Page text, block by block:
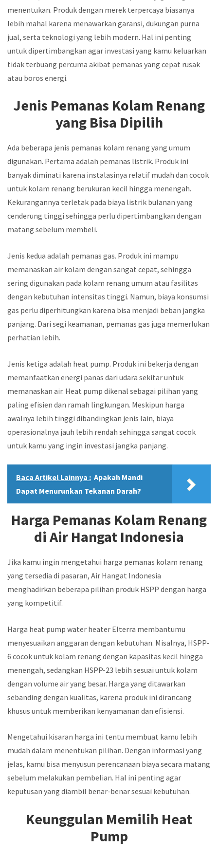
menentukan. Produk dengan merek terpercaya biasanya
lebih mahal karena menawarkan garansi, dukungan purna
jual, serta teknologi yang lebih modern. Hal ini penting
untuk dipertimbangkan agar investasi yang kamu keluarkan
tidak terbuang percuma akibat pemanas yang cepat rusak
atau boros energi.
Jenis Pemanas Kolam Renang
yang Bisa Dipilih
Ada beberapa jenis pemanas kolam renang yang umum
digunakan. Pertama adalah pemanas listrik. Produk ini
banyak diminati karena instalasinya relatif mudah dan cocok
untuk kolam renang berukuran kecil hingga menengah.
Kekurangannya terletak pada biaya listrik bulanan yang
cenderung tinggi sehingga perlu dipertimbangkan dengan
matang sebelum membeli.
Jenis kedua adalah pemanas gas. Produk ini mampu
memanaskan air kolam dengan sangat cepat, sehingga
sering digunakan pada kolam renang umum atau fasilitas
dengan kebutuhan intensitas tinggi. Namun, biaya konsumsi
gas perlu diperhitungkan karena bisa menjadi beban jangka
panjang. Dari segi keamanan, pemanas gas juga memerlukan
perhatian lebih.
Jenis ketiga adalah heat pump. Produk ini bekerja dengan
memanfaatkan energi panas dari udara sekitar untuk
memanaskan air. Heat pump dikenal sebagai pilihan yang
paling efisien dan ramah lingkungan. Meskipun harga
awalnya lebih tinggi dibandingkan jenis lain, biaya
operasionalnya jauh lebih rendah sehingga sangat cocok
untuk kamu yang ingin investasi jangka panjang.
Baca Artikel Lainnya : Apakah Mandi
Dapat Menurunkan Tekanan Darah?
Harga Pemanas Kolam Renang
di Air Hangat Indonesia
Jika kamu ingin mengetahui harga pemanas kolam renang
yang tersedia di pasaran, Air Hangat Indonesia
menghadirkan beberapa pilihan produk HSPP dengan harga
yang kompetitif.
Harga heat pump water heater Elterra membantumu
menyesuaikan anggaran dengan kebutuhan. Misalnya, HSPP-
6 cocok untuk kolam renang dengan kapasitas kecil hingga
menengah, sedangkan HSPP-23 lebih sesuai untuk kolam
dengan volume air yang besar. Harga yang ditawarkan
sebanding dengan kualitas, karena produk ini dirancang
khusus untuk memberikan kenyamanan dan efisiensi.
Mengetahui kisaran harga ini tentu membuat kamu lebih
mudah dalam menentukan pilihan. Dengan informasi yang
jelas, kamu bisa menyusun perencanaan biaya secara matang
sebelum melakukan pembelian. Hal ini penting agar
keputusan yang diambil benar-benar sesuai kebutuhan.
Keunggulan Memilih Heat
Pump